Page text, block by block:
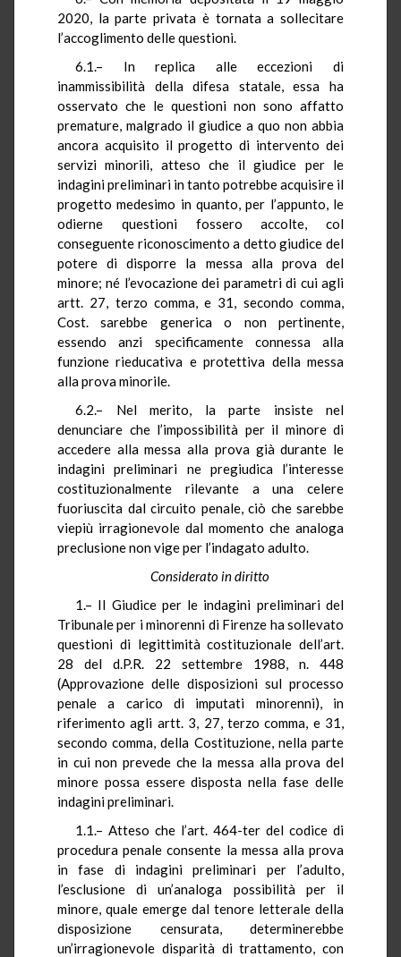
2020, la parte privata è tornata a sollecitare
l’accoglimento delle questioni.
6.1.– In replica alle eccezioni di
inammissibilità della difesa statale, essa ha
osservato che le questioni non sono affatto
premature, malgrado il giudice a quo non abbia
ancora acquisito il progetto di intervento dei
servizi minorili, atteso che il giudice per le
indagini preliminari in tanto potrebbe acquisire il
progetto medesimo in quanto, per l’appunto, le
odierne questioni fossero accolte, col
conseguente riconoscimento a detto giudice del
potere di disporre la messa alla prova del
minore; né l’evocazione dei parametri di cui agli
artt. 27, terzo comma, e 31, secondo comma,
Cost. sarebbe generica o non pertinente,
essendo anzi specificamente connessa alla
funzione rieducativa e protettiva della messa
alla prova minorile.
6.2.– Nel merito, la parte insiste nel
denunciare che l’impossibilità per il minore di
accedere alla messa alla prova già durante le
indagini preliminari ne pregiudica l’interesse
costituzionalmente rilevante a una celere
fuoriuscita dal circuito penale, ciò che sarebbe
viepiù irragionevole dal momento che analoga
preclusione non vige per l’indagato adulto.
Considerato in diritto
1.– Il Giudice per le indagini preliminari del
Tribunale per i minorenni di Firenze ha sollevato
questioni di legittimità costituzionale dell’art.
28 del d.P.R. 22 settembre 1988, n. 448
(Approvazione delle disposizioni sul processo
penale a carico di imputati minorenni), in
riferimento agli artt. 3, 27, terzo comma, e 31,
secondo comma, della Costituzione, nella parte
in cui non prevede che la messa alla prova del
minore possa essere disposta nella fase delle
indagini preliminari.
1.1.– Atteso che l’art. 464-ter del codice di
procedura penale consente la messa alla prova
in fase di indagini preliminari per l’adulto,
l’esclusione di un’analoga possibilità per il
minore, quale emerge dal tenore letterale della
disposizione censurata, determinerebbe
un’irragionevole disparità di trattamento, con